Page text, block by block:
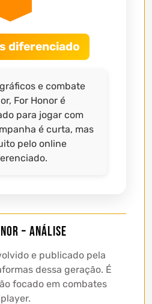
diferenciado
e combate
For Honor é
para jogar com
é curta, mas
pelo online
– Análise
e publicado pela
dessa geração. É
focado em combates